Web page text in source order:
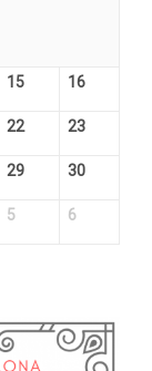
15 16
22 23
29 30
5 6